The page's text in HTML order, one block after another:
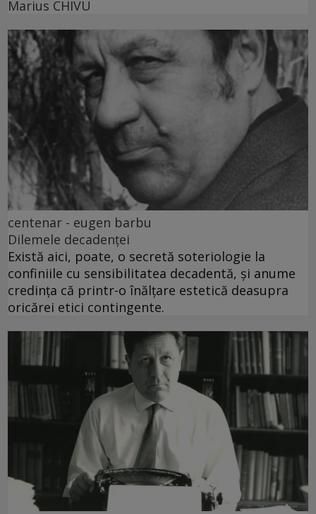
Marius CHIVU
centenar - eugen barbu
Dilemele decadenței
Există aici, poate, o secretă soteriologie la
confiniile cu sensibilitatea decadentă, și anume
credința că printr-o înălțare estetică deasupra
oricărei etici contingente.